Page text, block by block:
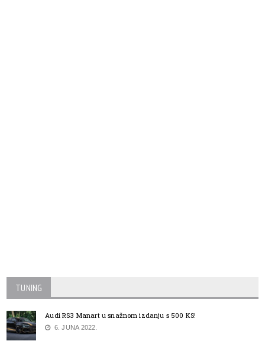
TUNING
Audi RS3 Manart u snažnom izdanju s 500 KS!
6. JUNA 2022.